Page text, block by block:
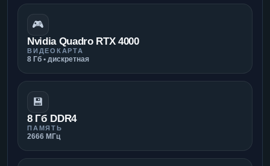
🎮
Nvidia Quadro RTX 4000
ВИДЕОКАРТА
8 Гб • дискретная
💾
8 Гб DDR4
ПАМЯТЬ
2666 МГц